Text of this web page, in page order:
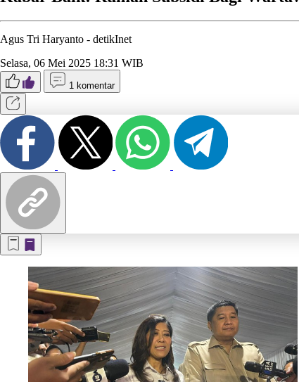
Agus Tri Haryanto - detikInet
Selasa, 06 Mei 2025 18:31 WIB
1 komentar